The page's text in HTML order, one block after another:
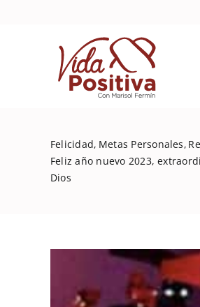
Felicidad Metas Personales
Feliz año nuevo 2023,
Dios